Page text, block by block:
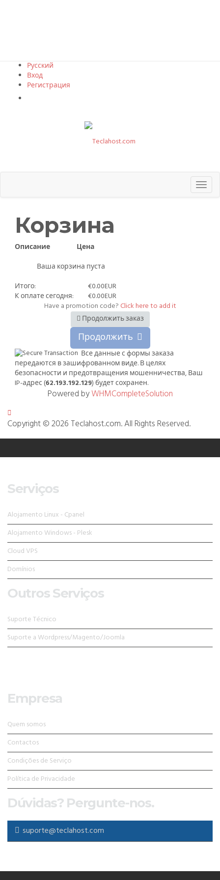
Русский
Вход
Регистрация
Корзина
Описание
Цена
Ваша корзина пуста
Итого:
€0.00EUR
К оплате сегодня:
€0.00EUR
Have a promotion code? Click here to add it
Продолжить заказ
Продолжить
Все данные с формы заказа
передаются в зашифрованном виде. В целях
безопасности и предотвращения мошенничества, Ваш
IP-адрес (62.193.192.129) будет сохранен.
Powered byWHMCompleteSolution
Copyright © 2026 Teclahost.com. All Rights Reserved.
Serviços
Alojamento Linux - Cpanel
Alojamento Windows - Plesk
Cloud VPS
Domínios
Outros Serviços
Suporte Técnico
Suporte a Wordpress/Magento/Joomla
Empresa
Quem somos
Contactos
Condições de Serviço
Política de Privacidade
Dúvidas? Pergunte-nos.
suporte@teclahost.com